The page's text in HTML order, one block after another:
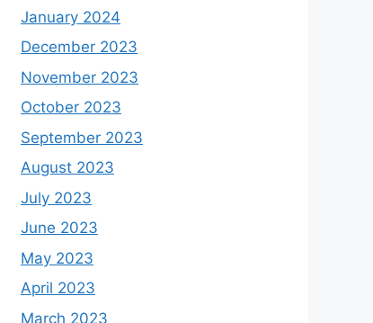
January 2024
December 2023
November 2023
October 2023
September 2023
August 2023
July 2023
June 2023
May 2023
April 2023
March 2023